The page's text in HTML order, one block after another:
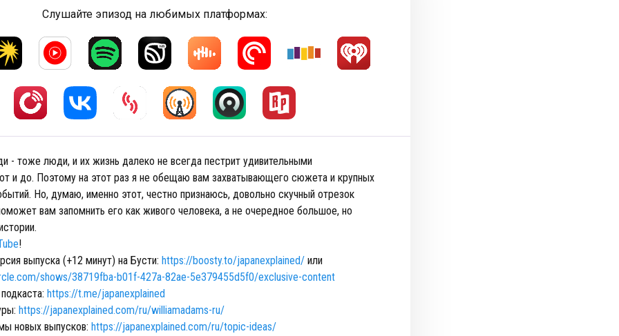
Слушайте эпизод на любимых платформах:
- тоже люди, и их жизнь далеко не всегда пестрит удивительными
и до. Поэтому на этот раз я не обещаю вам захватывающего сюжета и крупных
Но, думаю, именно этот, честно признаюсь, довольно скучный отрезок
вам запомнить его как живого человека, а не очередное большое, но
!
выпуска (+12 минут) на Бусти: https://boosty.to/japanexplained/ или
shows/38719fba-b01f-427a-82ae-5e379455d5f0/exclusive-content
https://t.me/japanexplained
https://japanexplained.com/ru/williamadams-ru/
новых выпусков: https://japanexplained.com/ru/topic-ideas/